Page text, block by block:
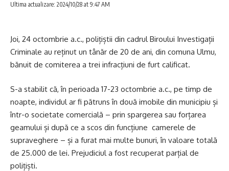
Ultima actualizare: 2024/10/28 at 9:47 AM
Joi, 24 octombrie a.c., polițiștii din cadrul Biroului Investigații
Criminale au reținut un tânăr de 20 de ani, din comuna Ulmu,
bănuit de comiterea a trei infracțiuni de furt calificat.
S-a stabilit că, în perioada 17-23 octombrie a.c., pe timp de
noapte, individul ar fi pătruns în două imobile din municipiu și
într-o societate comercială – prin spargerea sau forțarea
geamului și după ce a scos din funcțiune camerele de
supraveghere – și a furat mai multe bunuri, în valoare totală
de 25.000 de lei. Prejudiciul a fost recuperat parțial de
polițiști.